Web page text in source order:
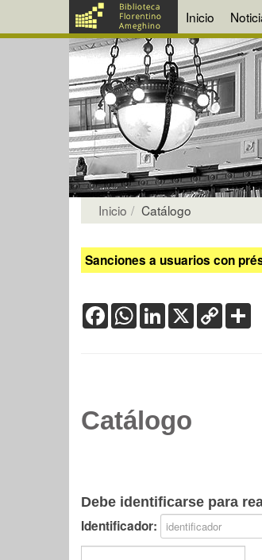
Inicio
Inicio Catálogo
Sanciones a usuarios con
FacebookWhatsApp
LinkedIn
X Copy
Link
Catálogo
Debe identificarse para
Identificador: